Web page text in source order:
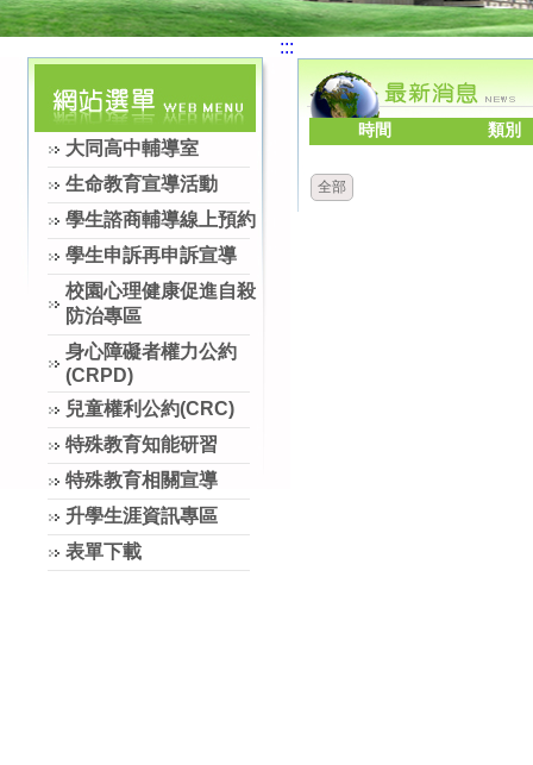
大同高中輔導室
生命教育宣導活動
學生諮商輔導線上預約
學生申訴再申訴宣導
校園心理健康促進自殺
防治專區
身心障礙者權力公約
(CRPD)
兒童權利公約(CRC)
特殊教育知能研習
特殊教育相關宣導
升學生涯資訊專區
表單下載
:::
時間 類別
全部